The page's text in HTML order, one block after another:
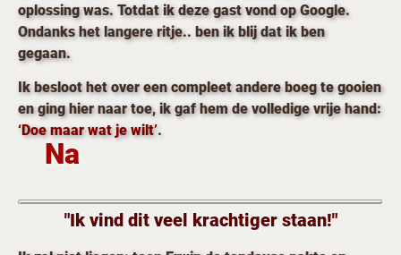
oplossing was. Totdat ik deze gast vond op Google.
Ondanks het langere ritje.. ben ik blij dat ik ben
gegaan.
Ik besloot het over een compleet andere boeg te gooien
en ging hier naar toe, ik gaf hem de volledige vrije hand:
‘Doe maar wat je wilt’.
Na
"Ik vind dit veel krachtiger staan!"